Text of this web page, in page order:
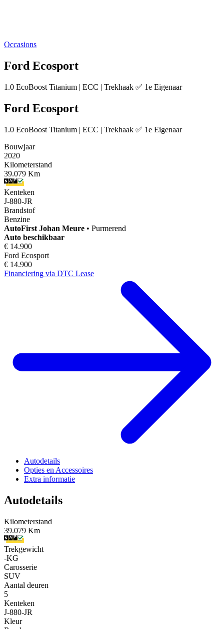
Occasions
Ford Ecosport
1.0 EcoBoost Titanium | ECC | Trekhaak ✅ 1e Eigenaar
Ford Ecosport
1.0 EcoBoost Titanium | ECC | Trekhaak ✅ 1e Eigenaar
Bouwjaar
2020
Kilometerstand
39.079 Km
Kenteken
J-880-JR
Brandstof
Benzine
AutoFirst Johan Meure • Purmerend
Auto beschikbaar
€ 14.900
Ford Ecosport
€ 14.900
Financiering via DTC Lease
Autodetails
Opties en Accessoires
Extra informatie
Autodetails
Kilometerstand
39.079 Km
Trekgewicht
-KG
Carosserie
SUV
Aantal deuren
5
Kenteken
J-880-JR
Kleur